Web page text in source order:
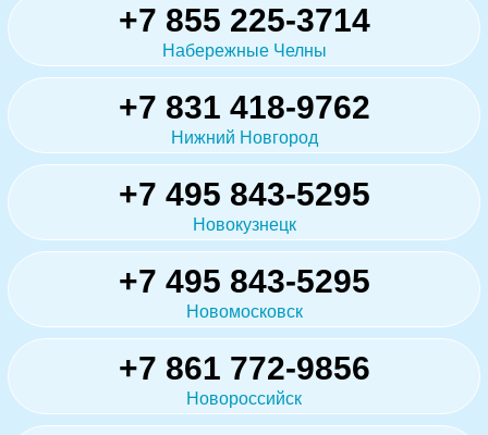
+7 855 225-3714
Набережные Челны
+7 831 418-9762
Нижний Новгород
+7 495 843-5295
Новокузнецк
+7 495 843-5295
Новомосковск
+7 861 772-9856
Новороссийск